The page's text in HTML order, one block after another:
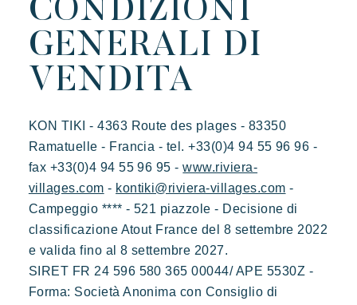
CONDIZIONI
GENERALI DI
VENDITA
KON TIKI - 4363 Route des plages - 83350
Ramatuelle - Francia - tel. +33(0)4 94 55 96 96 -
fax +33(0)4 94 55 96 95 -www.riviera-
villages.com - kontiki@riviera-villages.com -
Campeggio **** - 521 piazzole - Decisione di
classificazione Atout France del 8 settembre 2022
e valida fino al 8 settembre 2027.
SIRET FR 24 596 580 365 00044/ APE 5530Z -
Forma: Società Anonima con Consiglio di